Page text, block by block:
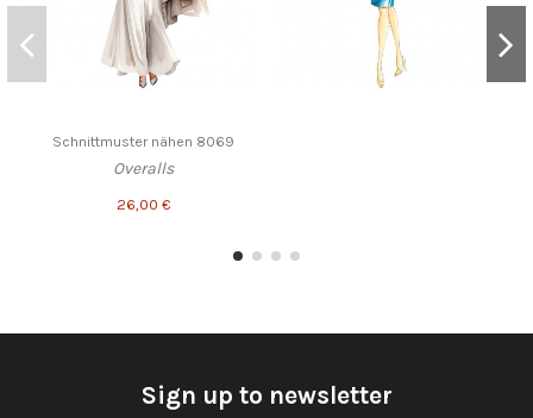
Schnittmuster nähen 8069
Overalls
26,00 €
Sign up to newsletter